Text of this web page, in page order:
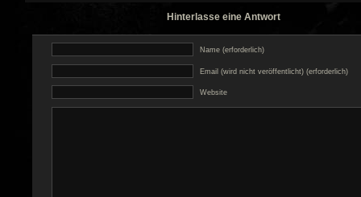
Hinterlasse eine Antwort
Name (erforderlich)
Email (wird nicht veröffentlicht) (erforderlich)
Website